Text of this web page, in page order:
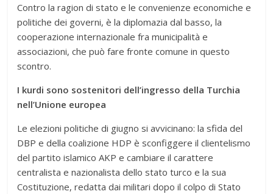
Contro la ragion di stato e le convenienze economiche e
politiche dei governi, è la diplomazia dal basso, la
cooperazione internazionale fra municipalità e
associazioni, che può fare fronte comune in questo
scontro.
I kurdi sono sostenitori dell’ingresso della Turchia
nell’Unione europea
Le elezioni politiche di giugno si avvicinano: la sfida del
DBP e della coalizione HDP è sconfiggere il clientelismo
del partito islamico AKP e cambiare il carattere
centralista e nazionalista dello stato turco e la sua
Costituzione, redatta dai militari dopo il colpo di Stato